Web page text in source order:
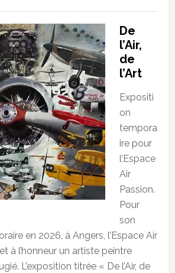
De
l’Air,
de
l’Art
Expositi
on
tempora
ire pour
l’Espace
Air
Passion.
Pour
son
en 2026, à Angers, l’Espace Air
à l’honneur un artiste peintre
L’exposition titrée « De l’Air, de